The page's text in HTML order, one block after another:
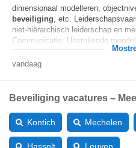
dimensionaal modelleren,
beveiliging, etc.
niet-hiërarchisch leiderschap en
Communicatie: Uitstekende
vandaag
Beveiliging vacatures –
Kontich Mechelen